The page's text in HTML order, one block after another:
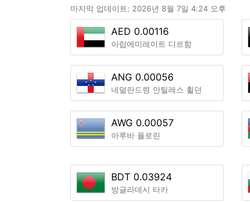
마지막 업데이트: 2026년 8월 7일 4:24 오후
AED 0.00116
아랍에미레이트 디르함
ANG 0.00056
네덜란드령 안틸레스 휠던
AWG 0.00057
아루바 플로린
BDT 0.03924
방글라데시 타카